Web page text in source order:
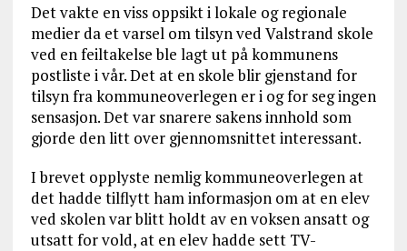
Det vakte en viss oppsikt i lokale og regionale
medier da et varsel om tilsyn ved Valstrand skole
ved en feiltakelse ble lagt ut på kommunens
postliste i vår. Det at en skole blir gjenstand for
tilsyn fra kommuneoverlegen er i og for seg ingen
sensasjon. Det var snarere sakens innhold som
gjorde den litt over gjennomsnittet interessant.
I brevet opplyste nemlig kommuneoverlegen at
det hadde tilflytt ham informasjon om at en elev
ved skolen var blitt holdt av en voksen ansatt og
utsatt for vold, at en elev hadde sett TV-